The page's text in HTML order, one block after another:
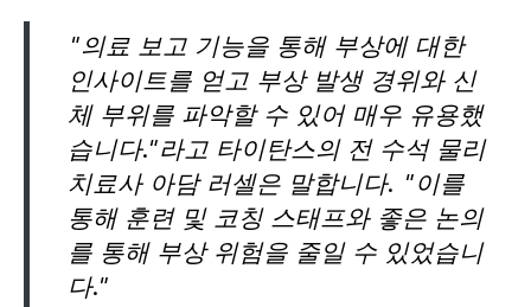
"의료 보고 기능을 통해 부상에 대한
인사이트를 얻고 부상 발생 경위와 신
체 부위를 파악할 수 있어 매우 유용했
습니다."라고 타이탄스의 전 수석 물리
치료사 아담 러셀은 말합니다. "이를
통해 훈련 및 코칭 스태프와 좋은 논의
를 통해 부상 위험을 줄일 수 있었습니
다."